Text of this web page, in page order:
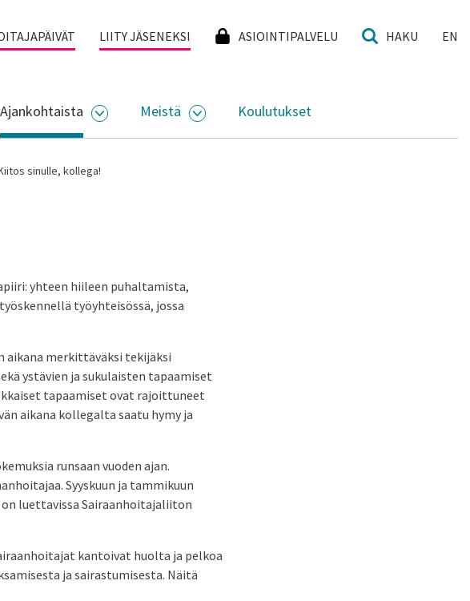
LIITY JÄSENEKSI ASIOINTIPALVELU HAKU EN
VALIKKO
Ajankohtaista
AVAA ALASIVUJEN VALIKKO
Meistä
AVAA ALASIVUJEN VALIKKO
Koulutukset
sinulle, kollega!
yhteen hiileen puhaltamista,
työyhteisössä, jossa
aikana merkittäväksi tekijäksi
ystävien ja sukulaisten tapaamiset
tapaamiset ovat rajoittuneet
aikana kollegalta saatu hymy ja
runsaan vuoden ajan.
Syyskuun ja tammikuun
luettavissa Sairaanhoitajaliiton
kantoivat huolta ja pelkoa
ja sairastumisesta. Näitä